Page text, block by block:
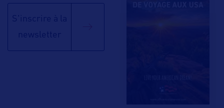
S'inscrire à la
newsletter